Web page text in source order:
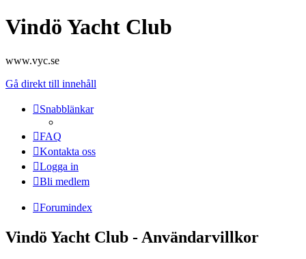
Vindö Yacht Club
www.vyc.se
Gå direkt till innehåll
Snabblänkar
FAQ
Kontakta oss
Logga in
Bli medlem
Forumindex
Vindö Yacht Club - Användarvillkor